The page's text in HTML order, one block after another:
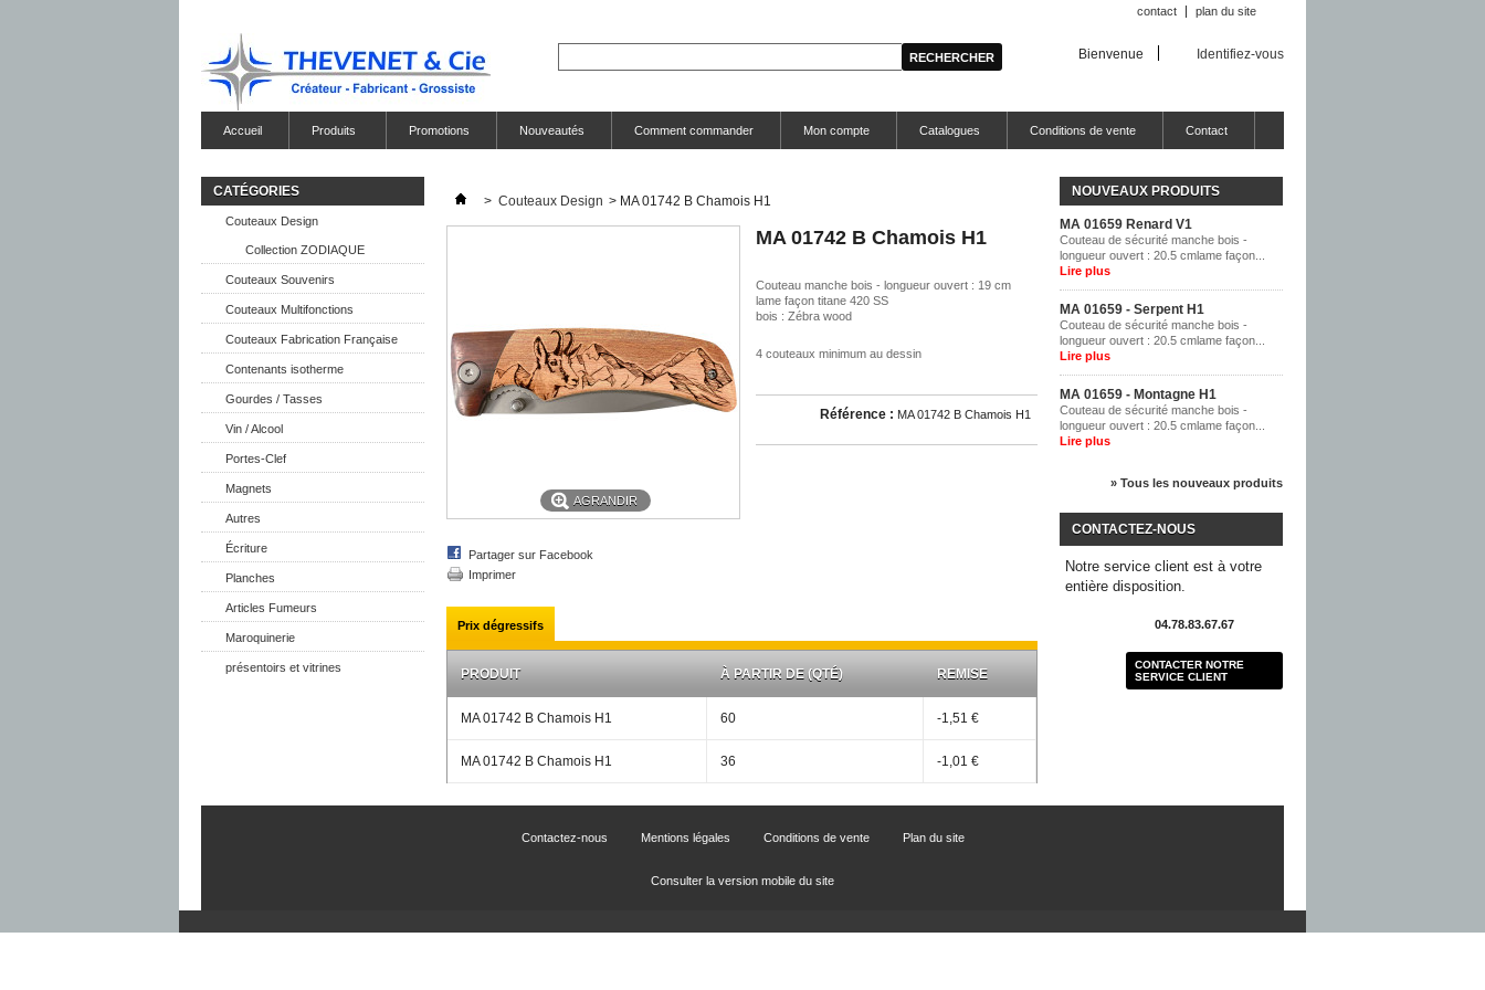
contact plan du site
Bienvenue Identifiez-vous
Accueil Produits Promotions Nouveautés Comment commander Mon compte Catalogues Conditions de vente Contact
CATÉGORIES
Couteaux Design
Collection ZODIAQUE
Couteaux Souvenirs
Couteaux Multifonctions
Couteaux Fabrication Française
Contenants isotherme
Gourdes / Tasses
Vin / Alcool
Portes-Clef
Magnets
Autres
Écriture
Planches
Articles Fumeurs
Maroquinerie
présentoirs et vitrines
> Couteaux Design > MA 01742 B Chamois H1
AGRANDIR
Partager sur Facebook
Imprimer
MA 01742 B Chamois H1
Couteau manche bois - longueur ouvert : 19 cm
lame façon titane 420 SS
bois : Zébra wood
4 couteaux minimum au dessin
Référence : MA 01742 B Chamois H1
Prix dégressifs
PRODUIT À PARTIR DE (QTÉ) REMISE
MA 01742 B Chamois H1 60 -1,51 €
MA 01742 B Chamois H1 36 -1,01 €
NOUVEAUX PRODUITS
MA 01659 Renard V1
Couteau de sécurité manche bois -
longueur ouvert : 20.5 cmlame façon...
Lire plus
MA 01659 - Serpent H1
Couteau de sécurité manche bois -
longueur ouvert : 20.5 cmlame façon...
Lire plus
MA 01659 - Montagne H1
Couteau de sécurité manche bois -
longueur ouvert : 20.5 cmlame façon...
Lire plus
» Tous les nouveaux produits
CONTACTEZ-NOUS
Notre service client est à votre
entière disposition.
04.78.83.67.67
CONTACTER NOTRE
SERVICE CLIENT
Contactez-nous Mentions légales Conditions de vente Plan du site
Consulter la version mobile du site